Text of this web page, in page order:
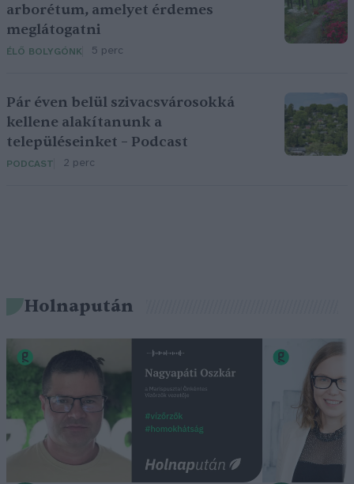
arborétum, amelyet érdemes
meglátogatni
ÉLŐ BOLYGÓNK 5 perc
Pár éven belül szivacsvárosokká
kellene alakítanunk a
településeinket – Podcast
PODCAST 2 perc
Holnapután